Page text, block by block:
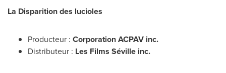
La Disparition des lucioles
Producteur : Corporation ACPAV inc.
Distributeur : Les Films Séville inc.